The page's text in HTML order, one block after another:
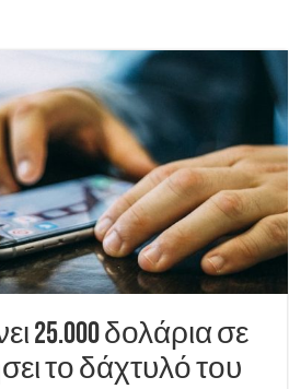
25.000 δολάρια σε
το δάχτυλό του